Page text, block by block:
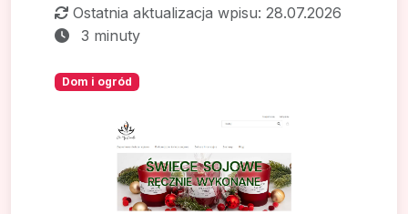
Ostatnia aktualizacja wpisu: 28.07.2026
3 minuty
Dom i ogród